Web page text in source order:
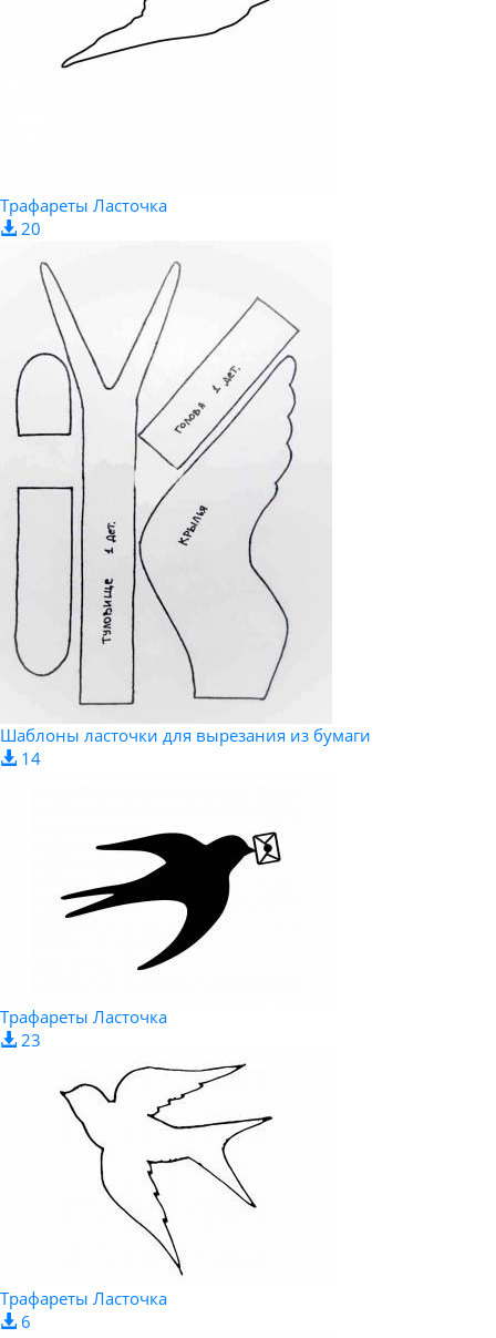
Трафареты Ласточка
20
Шаблоны ласточки для вырезания из бумаги
14
Трафареты Ласточка
23
Трафареты Ласточка
6